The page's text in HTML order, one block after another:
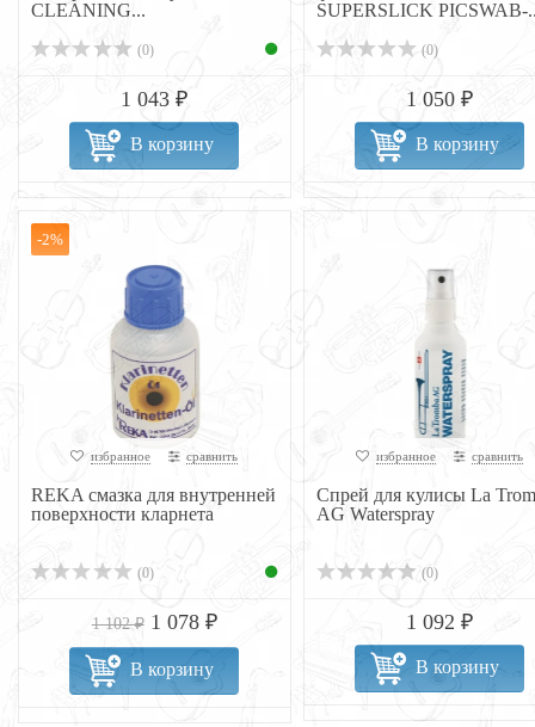
CLEANING...
(0)
1 043 ₽
В корзину
SUPERSLICK PICSWAB-
(0)
1 050 ₽
В корзину
-2%
избранное сравнить
REKA смазка для внутренней
поверхности кларнета
(0)
1 102 ₽ 1 078 ₽
В корзину
избранное сравнить
Спрей для кулисы La
AG Waterspray
(0)
1 092 ₽
В корзину